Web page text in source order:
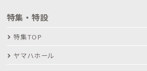
特集・特設
特集TOP
ヤマハホール